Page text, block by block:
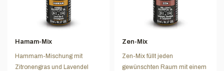
Hamam-Mix
Hammam-Mischung mit
Zitronengras und Lavendel
Zen-Mix
Zen-Mix füllt jeden
gewünschten Raum mit einem